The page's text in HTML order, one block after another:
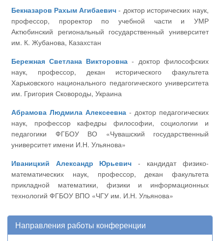
Бекназаров Рахым Агибаевич
профессор, проректор по учебной части и УМР
Актюбинский региональный государственный университет
им. К. Жубанова, Казахстан
Бережная Светлана Викторовна
наук, профессор, декан исторического факультета
Харьковского национального педагогического университета
им. Григория Сковороды, Украина
Абрамова Людмила Алексеевна
наук, профессор кафедры философии, социологии и
педагогики ФГБОУ ВО «Чувашский государственный
университет имени И.Н. Ульянова»
Иваницкий Александр Юрьевич
математических наук, профессор, декан факультета
прикладной математики, физики и информационных
технологий ФГБОУ ВПО «ЧГУ им. И.Н. Ульянова»
Направления работы конференции